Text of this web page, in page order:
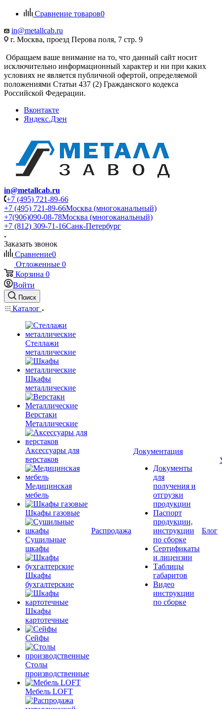
Сравнение товаров0
in@metallcab.ru
г. Москва, проезд Перова поля, 7 стр. 9
Обращаем ваше внимание на то, что данный сайт носит
исключительно информационный характер и ни при каких
условиях не является публичной офертой, определяемой
положениями Статьи 437 (2) Гражданского кодекса
Российской Федерации.
Вконтакте
Яндекс.Дзен
in@metallcab.ru
+7 (495) 721-89-66
+7 (495) 721-89-66Москва (многоканальный)
+7(906)090-08-78Москва (многоканальный)
+7 (812) 309-71-16Санк-Петербург
Заказать звонок
Сравнение0
Отложенные 0
Корзина 0
Войти
Поиск
Каталог
Стеллажи
металлические
Шкафы
металлические
Верстаки
Металлические
Аксессуары для
верстаков
Медицинская
мебель
Шкафы газовые
Сушильные
шкафы
Шкафы
бухгалтерские
Шкафы
картотечные
Сейфы
Столы
производственные
Мебель LOFT
Распродажа
Документация
Документы
для
получения и
отгрузки
продукции
Паспорт
продукции,
инструкции
по сборке
Сертификаты
и лицензии
Таблицы
габаритов
Видео
инструкции
по сборке
Блог